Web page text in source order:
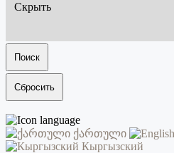
Скрыть
Поиск
Сбросить
ქართული
Кыргызский